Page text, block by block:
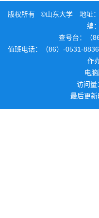
版权所有 ©山东大学 地址
编
查号台：（
值班电话：（86）-0531-
作
电
访问量
最后更新